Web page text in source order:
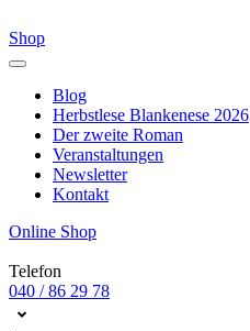
Shop
Blog
Herbstlese Blankenese 2026
Der zweite Roman
Veranstaltungen
Newsletter
Kontakt
Online Shop
Telefon
040 / 86 29 78